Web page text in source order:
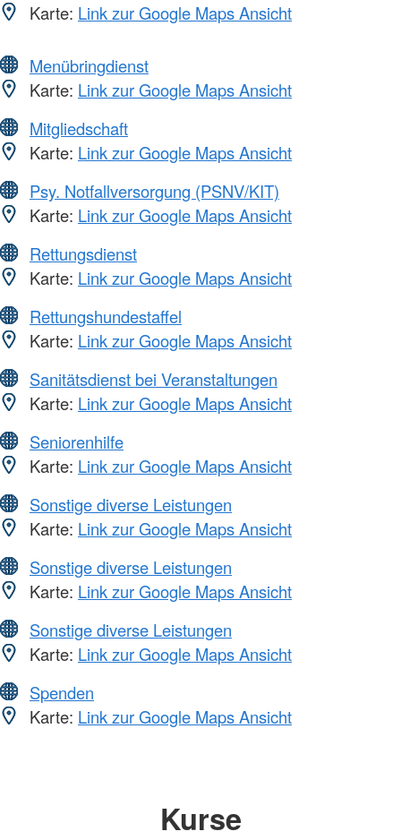
Karte: Link zur Google Maps Ansicht
Menübringdienst
Karte: Link zur Google Maps Ansicht
Mitgliedschaft
Karte: Link zur Google Maps Ansicht
Psy. Notfallversorgung (PSNV/KIT)
Karte: Link zur Google Maps Ansicht
Rettungsdienst
Karte: Link zur Google Maps Ansicht
Rettungshundestaffel
Karte: Link zur Google Maps Ansicht
Sanitätsdienst bei Veranstaltungen
Karte: Link zur Google Maps Ansicht
Seniorenhilfe
Karte: Link zur Google Maps Ansicht
Sonstige diverse Leistungen
Karte: Link zur Google Maps Ansicht
Sonstige diverse Leistungen
Karte: Link zur Google Maps Ansicht
Sonstige diverse Leistungen
Karte: Link zur Google Maps Ansicht
Spenden
Karte: Link zur Google Maps Ansicht
Kurse